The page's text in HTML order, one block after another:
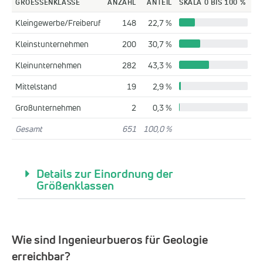
Kleingewerbe/Freiberuf 148
22,7 %
Kleinstunternehmen
200
30,7 %
Kleinunternehmen
282
43,3 %
Mittelstand
19
2,9 %
Großunternehmen
2
0,3 %
Gesamt
651 100,0 %
Details zur Einordnung der
Größenklassen
Wie sind Ingenieurbueros für Geologie
erreichbar?